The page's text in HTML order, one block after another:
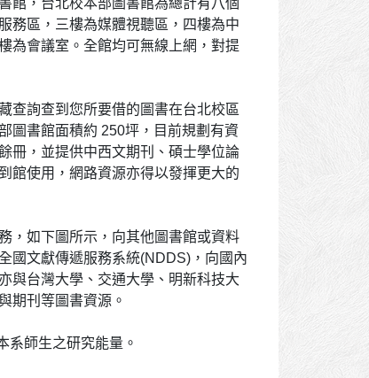
館，台北校本部圖書館為總計有八個
務區，三樓為媒體視聽區，四樓為中
為會議室。全館均可無線上網，對提
查詢查到您所要借的圖書在台北校區
圖書館面積約 250坪，目前規劃有資
冊，並提供中西文期刊、碩士學位論
館使用，網路資源亦得以發揮更大的
，如下圖所示，向其他圖書館或資料
國文獻傳遞服務系統(NDDS)，向國內
與台灣大學、交通大學、明新科技大
期刊等圖書資源。
系師生之研究能量。